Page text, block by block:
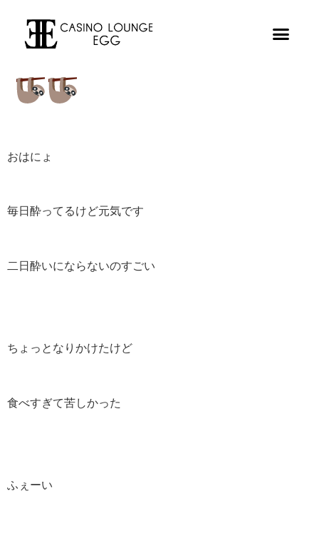
おはにょ
毎日酔ってるけど元気です
二日酔いにならないのすごい
ちょっとなりかけたけど
食べすぎて苦しかった
ふぇーい